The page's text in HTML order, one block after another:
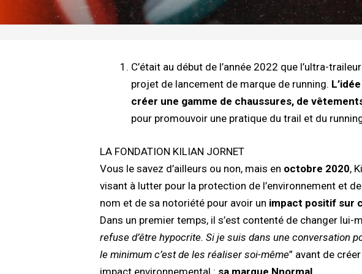
C’était au début de l’année 2022 que l’ultra-
projet de lancement de marque de running.
créer une gamme de chaussures, de
pour promouvoir une pratique du trail et du
LA FONDATION KILIAN JORNET
Vous le savez d’ailleurs ou non, mais en octobre 2020,
visant à lutter pour la protection de l’environnement et
nom et de sa notoriété pour avoir un impact positif sur
Dans un premier temps, il s’est contenté de changer lui-
refuse d’être hypocrite. Si je suis dans une conversation
le minimum c’est de les réaliser soi-même” avant de
impact environnemental : sa marque Nnormal.